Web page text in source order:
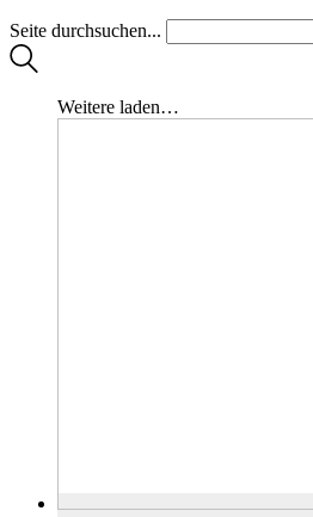
Seite durchsuchen...
Weitere laden…